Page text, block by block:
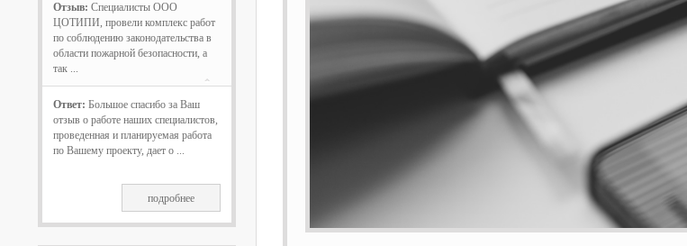
Отзыв: Специалисты ООО
ЦОТИПИ, провели комплекс работ
по соблюдению законодательства в
области пожарной безопасности, а
так ...
Ответ: Большое спасибо за Ваш
отзыв о работе наших специалистов,
проведенная и планируемая работа
по Вашему проекту, дает о ...
подробнее